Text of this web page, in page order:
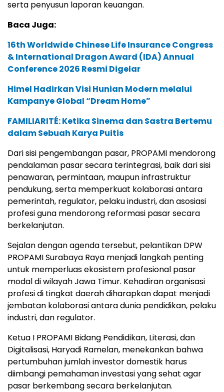
serta penyusun laporan keuangan.
Baca Juga:
16th Worldwide Chinese Life Insurance Congress
& International Dragon Award (IDA) Annual
Conference 2026 Resmi Digelar
Himel Hadirkan Visi Hunian Modern melalui
Kampanye Global “Dream Home”
FAMILIARITÉ: Ketika Sinema dan Sastra Bertemu
dalam Sebuah Karya Puitis
Dari sisi pengembangan pasar, PROPAMI mendorong
pendalaman pasar secara terintegrasi, baik dari sisi
penawaran, permintaan, maupun infrastruktur
pendukung, serta memperkuat kolaborasi antara
pemerintah, regulator, pelaku industri, dan asosiasi
profesi guna mendorong reformasi pasar secara
berkelanjutan.
Sejalan dengan agenda tersebut, pelantikan DPW
PROPAMI Surabaya Raya menjadi langkah penting
untuk memperluas ekosistem profesional pasar
modal di wilayah Jawa Timur. Kehadiran organisasi
profesi di tingkat daerah diharapkan dapat menjadi
jembatan kolaborasi antara dunia pendidikan, pelaku
industri, dan regulator.
Ketua I PROPAMI Bidang Pendidikan, Literasi, dan
Digitalisasi, Haryadi Ramelan, menekankan bahwa
pertumbuhan jumlah investor domestik harus
diimbangi pemahaman investasi yang sehat agar
pasar berkembang secara berkelanjutan.